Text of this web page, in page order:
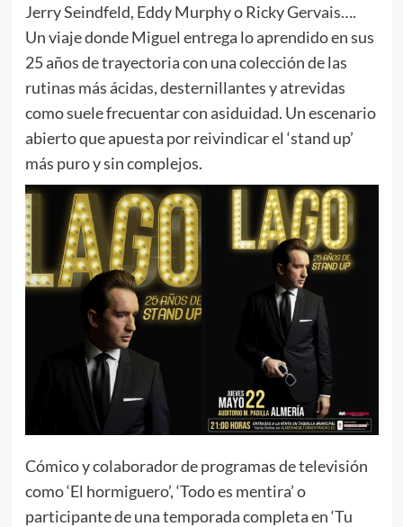
Jerry Seindfeld, Eddy Murphy o Ricky Gervais….
Un viaje donde Miguel entrega lo aprendido en sus
25 años de trayectoria con una colección de las
rutinas más ácidas, desternillantes y atrevidas
como suele frecuentar con asiduidad. Un escenario
abierto que apuesta por reivindicar el ‘stand up’
más puro y sin complejos.
Cómico y colaborador de programas de televisión
como ‘El hormiguero’, ‘Todo es mentira’ o
participante de una temporada completa en ‘Tu